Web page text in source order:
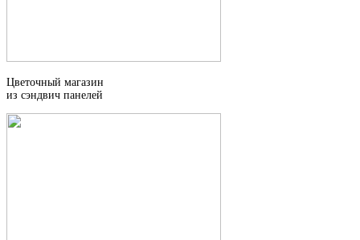
Цветочный магазин
из сэндвич панелей